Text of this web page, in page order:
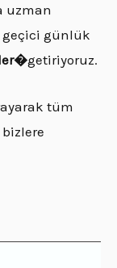
uzman
geçici günlük
getiriyoruz.
tüm